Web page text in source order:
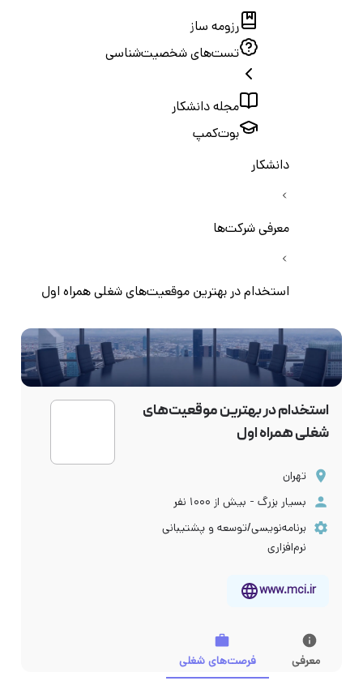
رزومه ساز
تست‌های شخصیت‌شناسی
مجله دانشکار
بوت‌کمپ
دانشکار
معرفی شرکت‌ها
استخدام در بهترین موقعیت‌های شغلی همراه اول
استخدام در بهترین موقعیت‌های
شغلی همراه اول
تهران
بسیار بزرگ - بیش از ۱۰۰۰ نفر
برنامه‌نویسی/توسعه و پشتیبانی
نرم‌افزاری
www.mci.ir
معرفی فرصت‌های شغلی